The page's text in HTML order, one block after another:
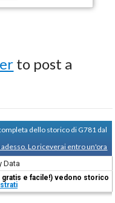
to post a
dello storico di G781 dal
Lo riceverai entro un'ora
Data
e facile!) vedono storico